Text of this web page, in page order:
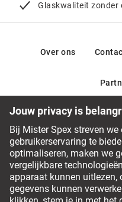
Glaskwaliteit zonder
Over ons
Ons team van